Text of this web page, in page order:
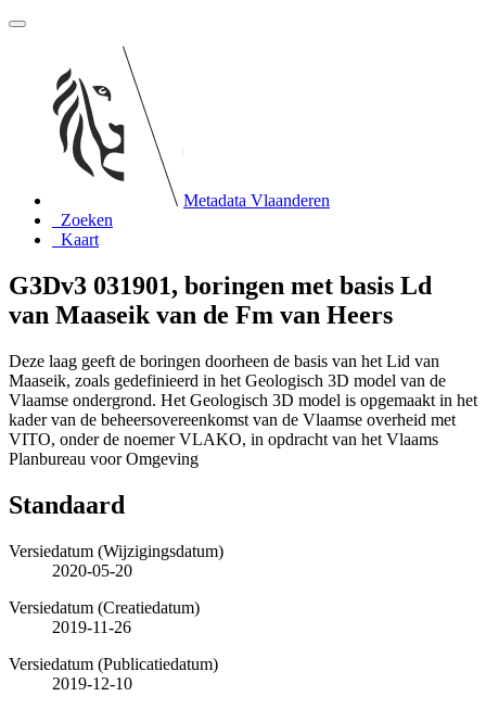
Metadata Vlaanderen
Zoeken
Kaart
G3Dv3 031901, boringen met basis Ld
van Maaseik van de Fm van Heers
Deze laag geeft de boringen doorheen de basis van het Lid van
Maaseik, zoals gedefinieerd in het Geologisch 3D model van de
Vlaamse ondergrond. Het Geologisch 3D model is opgemaakt in het
kader van de beheersovereenkomst van de Vlaamse overheid met
VITO, onder de noemer VLAKO, in opdracht van het Vlaams
Planbureau voor Omgeving
Standaard
Versiedatum (Wijzigingsdatum)
2020-05-20
Versiedatum (Creatiedatum)
2019-11-26
Versiedatum (Publicatiedatum)
2019-12-10